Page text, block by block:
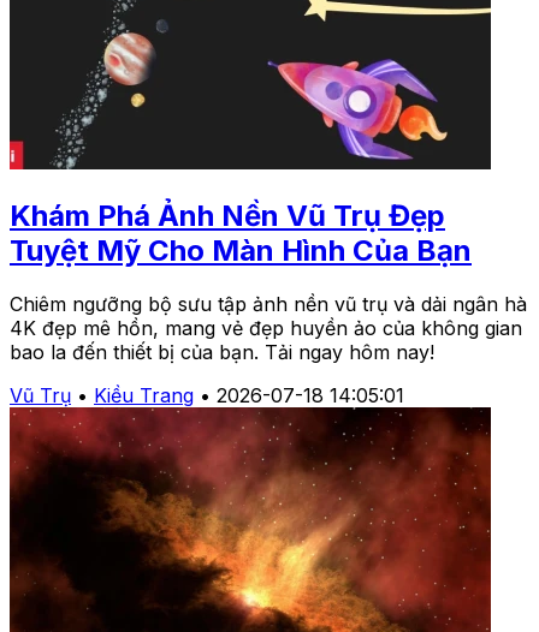
Khám Phá Ảnh Nền Vũ Trụ Đẹp
Tuyệt Mỹ Cho Màn Hình Của Bạn
Chiêm ngưỡng bộ sưu tập ảnh nền vũ trụ và dải ngân hà
4K đẹp mê hồn, mang vẻ đẹp huyền ảo của không gian
bao la đến thiết bị của bạn. Tải ngay hôm nay!
Vũ Trụ • Kiều Trang • 2026-07-18 14:05:01